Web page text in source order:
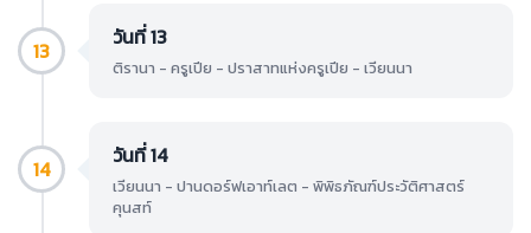
13 วันที่ 13
ติรานา - ครูเปีย - ปราสาทแห่งครูเปีย - เวียนนา
14 วันที่ 14
เวียนนา - ปานดอร์ฟเอาท์เลต - พิพิธภัณฑ์ประวัติศาสตร์
คุนสท์